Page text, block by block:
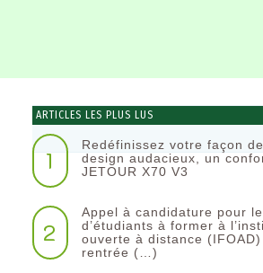
ARTICLES LES PLUS LUS
1
Redéfinissez votre façon
design audacieux, un
JETOUR X70 V3
2
Appel à candidature pour
d’étudiants à former à
ouverte à distance
rentrée (…)